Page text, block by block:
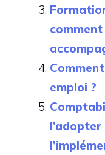
comment
emploi ?